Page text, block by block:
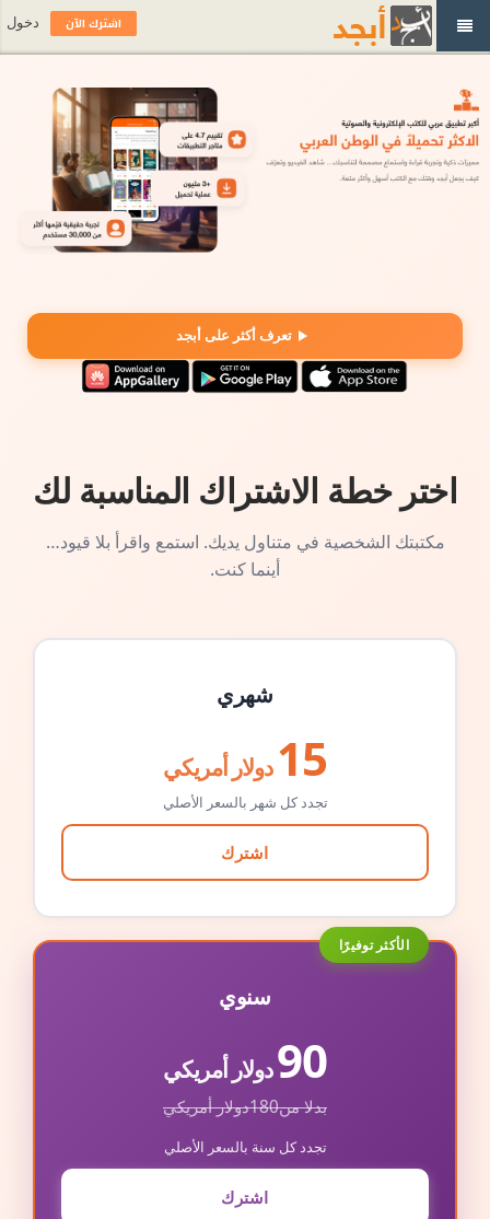
تعرف أكثر على أبجد
اختر خطة الاشتراك المناسبة لك
مكتبتك الشخصية في متناول يديك. استمع واقرأ بلا قيود…
أينما كنت.
شهري
15 دولار أمريكي
تجدد كل شهر بالسعر الأصلي
اشترك
الأكثر توفيرًا
سنوي
90دولار أمريكي
بدلا من180دولار أمريكي
تجدد كل سنة بالسعر الأصلي
اشترك
اشترك الآن دخول